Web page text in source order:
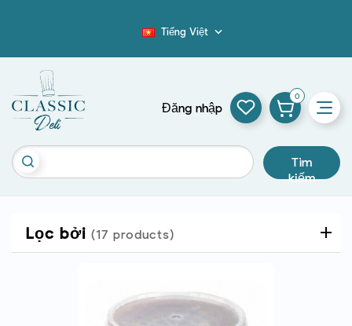
Tiếng Việt 
Tìm
kiếm
Đăng nhập
0
Lọc bởi (17 products)